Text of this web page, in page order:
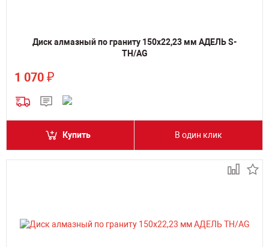
Диск алмазный по граниту 150х22,23 мм АДЕЛЬ S-
TH/AG
1 070 ₽
Купить В один клик